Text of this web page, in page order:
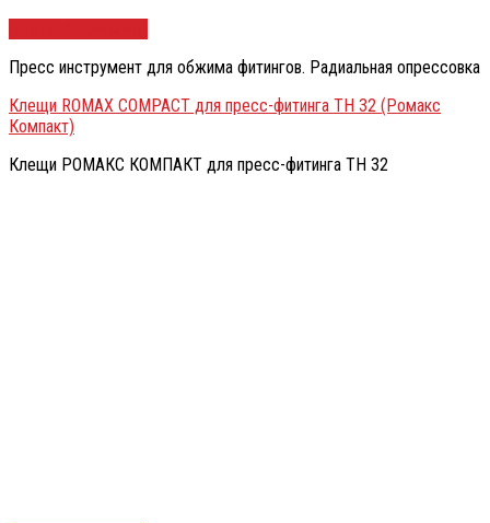
Пресс инструмент для обжима фитингов. Радиальная опрессовка
Клещи ROMAX COMPACT для пресс-фитинга TH 32 (Ромакс
Компакт)
Клещи РОМАКС КОМПАКТ для пресс-фитинга TH 32